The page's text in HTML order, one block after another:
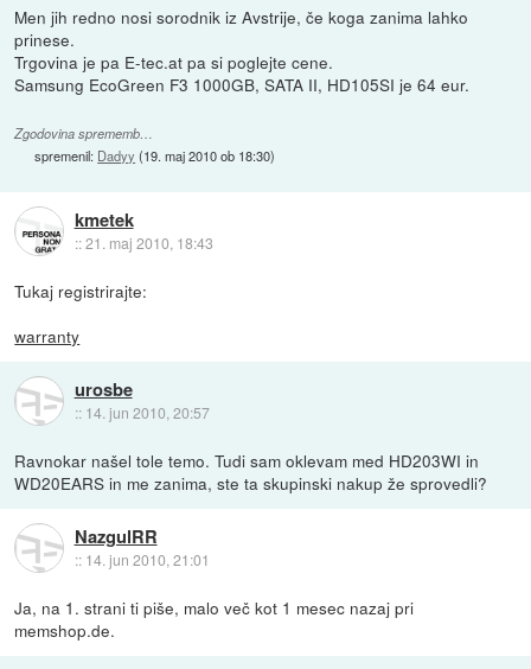
Men jih redno nosi sorodnik iz Avstrije, če koga zanima lahko
prinese.
Trgovina je pa E-tec.at pa si poglejte cene.
Samsung EcoGreen F3 1000GB, SATA II, HD105SI je 64 eur.
Zgodovina sprememb…
spremenil: Dadyy (19. maj 2010 ob 18:30)
kmetek
::21. maj 2010, 18:43
Tukaj registrirajte:
warranty
urosbe
:: 14. jun 2010, 20:57
Ravnokar našel tole temo. Tudi sam oklevam med HD203WI in
WD20EARS in me zanima, ste ta skupinski nakup že sprovedli?
NazgulRR
:: 14. jun 2010, 21:01
Ja, na 1. strani ti piše, malo več kot 1 mesec nazaj pri
memshop.de.